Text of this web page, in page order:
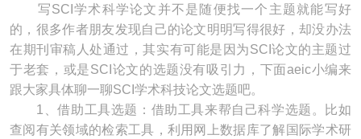
写SCI学术科学论文并不是随便找一个主题就能写好
的，很多作者朋友发现自己的论文明明写得很好，却没办法
在期刊审稿人处通过，其实有可能是因为SCI论文的主题过
于老套，或是SCI论文的选题没有吸引力，下面aeic小编来
跟大家具体聊一聊SCI学术科技论文选题吧。
1、借助工具选题：借助工具来帮自己科学选题。比如
查阅有关领域的检索工具，利用网上数据库了解国际学术研